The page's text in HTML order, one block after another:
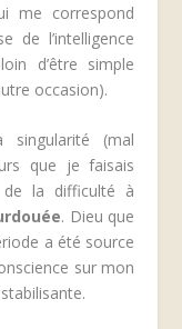
me correspond
de l’intelligence
d’être simple
occasion).
singularité (mal
que je faisais
de la difficulté à
. Dieu que
a été source
sur mon